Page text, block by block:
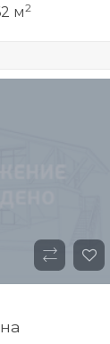
м2